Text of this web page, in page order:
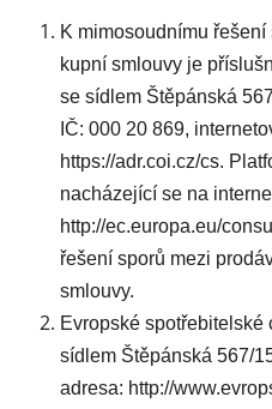
K mimosoudnímu
kupní smlouvy je
se sídlem Štěpánská
IČ: 000 20 869,
https://adr.coi.cz/cs.
nacházející se na
http://ec.europa.eu/
řešení sporů mezi
smlouvy.
Evropské
sídlem Štěpánská 567/
adresa: http://